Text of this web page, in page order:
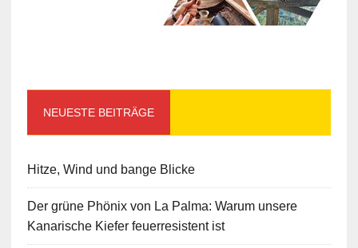
NEUESTE BEITRÄGE
Hitze, Wind und bange Blicke
Der grüne Phönix von La Palma: Warum unsere
Kanarische Kiefer feuerresistent ist